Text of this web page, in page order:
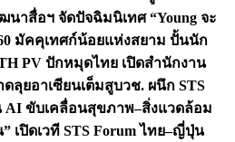
าสื่อฯ จัดปัจฉิมนิเทศ “Young จะ
มัคคุเทศก์น้อยแห่งสยาม ปั้นนัก
PV ปักหมุดไทย เปิดสำนักงาน
ลุยอาเซียนเต็มสูบวช. ผนึก STS
AI ขับเคลื่อนสุขภาพ–สิ่งแวดล้อม
” เปิดเวที STS Forum ไทย–ญี่ปุ่น